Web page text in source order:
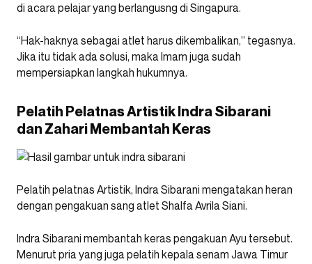
di acara pelajar yang berlangusng di Singapura.
“Hak-haknya sebagai atlet harus dikembalikan,” tegasnya.
Jika itu tidak ada solusi, maka Imam juga sudah
mempersiapkan langkah hukumnya.
Pelatih Pelatnas Artistik Indra Sibarani
dan Zahari Membantah Keras
Pelatih pelatnas Artistik, Indra Sibarani mengatakan heran
dengan pengakuan sang atlet Shalfa Avrila Siani.
Indra Sibarani membantah keras pengakuan Ayu tersebut.
Menurut pria yang juga pelatih kepala senam Jawa Timur